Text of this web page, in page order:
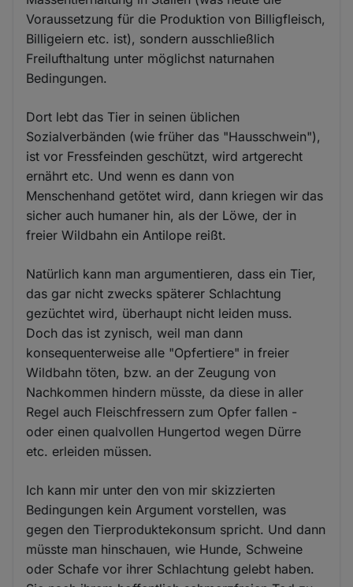
Voraussetzung für die Produktion von Billigfleisch,
Billigeiern etc. ist), sondern ausschließlich
Freilufthaltung unter möglichst naturnahen
Bedingungen.
Dort lebt das Tier in seinen üblichen
Sozialverbänden (wie früher das "Hausschwein"),
ist vor Fressfeinden geschützt, wird artgerecht
ernährt etc. Und wenn es dann von
Menschenhand getötet wird, dann kriegen wir das
sicher auch humaner hin, als der Löwe, der in
freier Wildbahn ein Antilope reißt.
Natürlich kann man argumentieren, dass ein Tier,
das gar nicht zwecks späterer Schlachtung
gezüchtet wird, überhaupt nicht leiden muss.
Doch das ist zynisch, weil man dann
konsequenterweise alle "Opfertiere" in freier
Wildbahn töten, bzw. an der Zeugung von
Nachkommen hindern müsste, da diese in aller
Regel auch Fleischfressern zum Opfer fallen -
oder einen qualvollen Hungertod wegen Dürre
etc. erleiden müssen.
Ich kann mir unter den von mir skizzierten
Bedingungen kein Argument vorstellen, was
gegen den Tierproduktekonsum spricht. Und dann
müsste man hinschauen, wie Hunde, Schweine
oder Schafe vor ihrer Schlachtung gelebt haben.